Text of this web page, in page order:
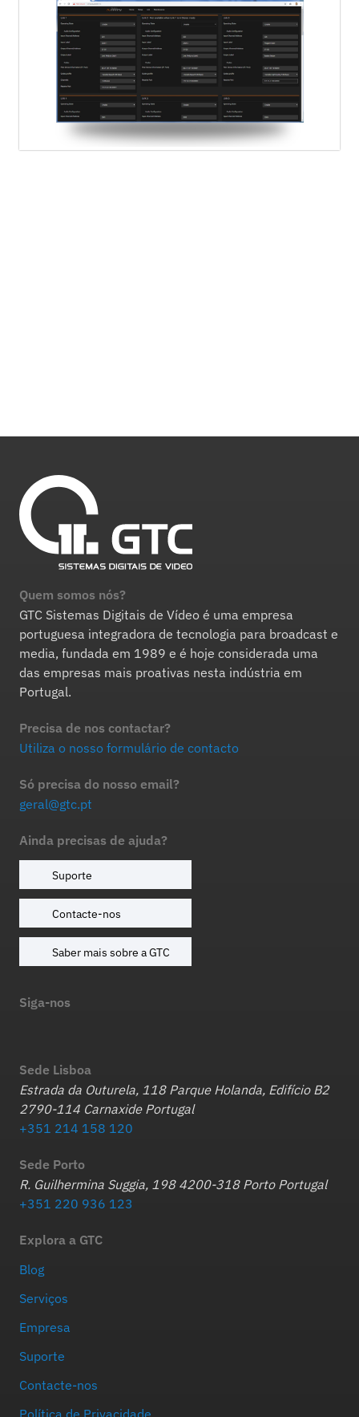
Quem somos nós?
GTC Sistemas Digitais de Vídeo é uma empresa
portuguesa integradora de tecnologia para broadcast e
media, fundada em 1989 e é hoje considerada uma
das empresas mais proativas nesta indústria em
Portugal.
Precisa de nos contactar?
Utiliza o nosso formulário de contacto
Só precisa do nosso email?
geral@gtc.pt
Ainda precisas de ajuda?
Suporte
Contacte-nos
Saber mais sobre a GTC
Siga-nos
Sede Lisboa
Estrada da Outurela, 118 Parque Holanda, Edifício B2
2790-114 Carnaxide Portugal
+351 214 158 120
Sede Porto
R. Guilhermina Suggia, 198 4200-318 Porto Portugal
+351 220 936 123
Explora a GTC
Blog
Serviços
Empresa
Suporte
Contacte-nos